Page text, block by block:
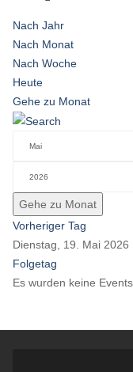
Nach Jahr
Nach Monat
Nach Woche
Heute
Gehe zu Monat
Gehe zu Monat
Vorheriger Tag
Dienstag, 19. Mai 2026
Folgetag
Es wurden keine